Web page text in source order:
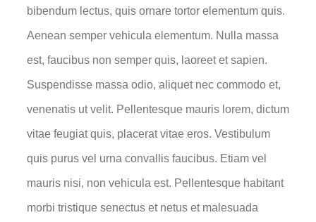
bibendum lectus, quis ornare tortor elementum quis.
Aenean semper vehicula elementum. Nulla massa
est, faucibus non semper quis, laoreet et sapien.
Suspendisse massa odio, aliquet nec commodo et,
venenatis ut velit. Pellentesque mauris lorem, dictum
vitae feugiat quis, placerat vitae eros. Vestibulum
quis purus vel urna convallis faucibus. Etiam vel
mauris nisi, non vehicula est. Pellentesque habitant
morbi tristique senectus et netus et malesuada